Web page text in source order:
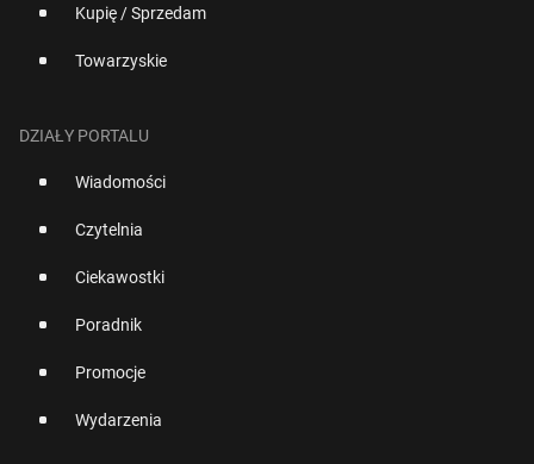
Kupię / Sprzedam
Towarzyskie
DZIAŁY PORTALU
Wiadomości
Czytelnia
Ciekawostki
Poradnik
Promocje
Wydarzenia